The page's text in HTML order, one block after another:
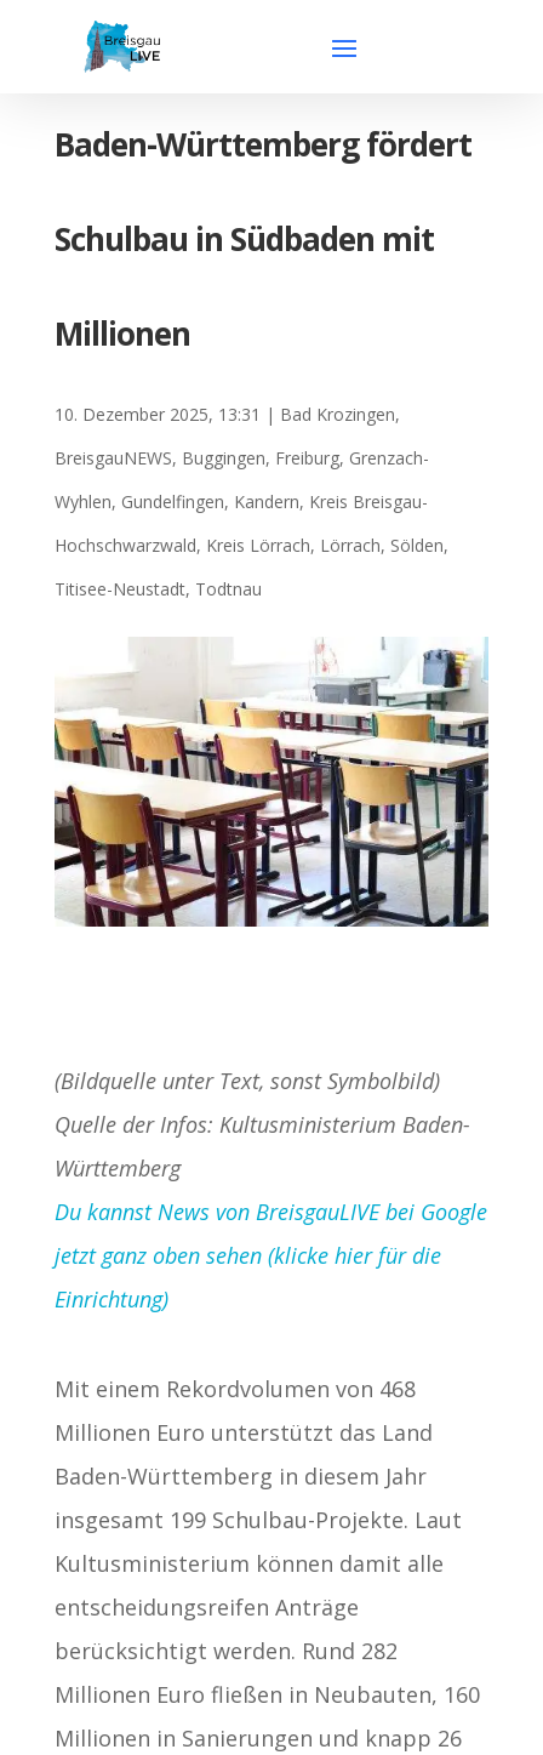
Baden-Württemberg fördert
Schulbau in Südbaden mit
Millionen
10. Dezember 2025, 13:31 | Bad Krozingen,
BreisgauNEWS, Buggingen, Freiburg, Grenzach-
Wyhlen, Gundelfingen, Kandern, Kreis Breisgau-
Hochschwarzwald, Kreis Lörrach, Lörrach, Sölden,
Titisee-Neustadt, Todtnau
(Bildquelle unter Text, sonst Symbolbild)
Quelle der Infos: Kultusministerium Baden-
Württemberg
Du kannst News von BreisgauLIVE bei Google
jetzt ganz oben sehen (klicke hier für die
Einrichtung)
Mit einem Rekordvolumen von 468
Millionen Euro unterstützt das Land
Baden-Württemberg in diesem Jahr
insgesamt 199 Schulbau-Projekte. Laut
Kultusministerium können damit alle
entscheidungsreifen Anträge
berücksichtigt werden. Rund 282
Millionen Euro fließen in Neubauten, 160
Millionen in Sanierungen und knapp 26